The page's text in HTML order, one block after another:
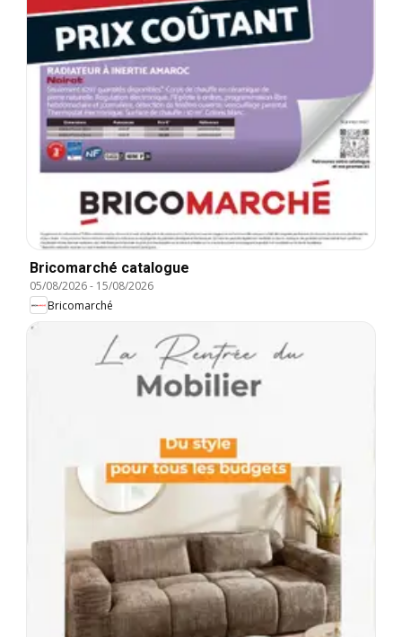
Bricomarché catalogue
05/08/2026- 15/08/2026
Bricomarché